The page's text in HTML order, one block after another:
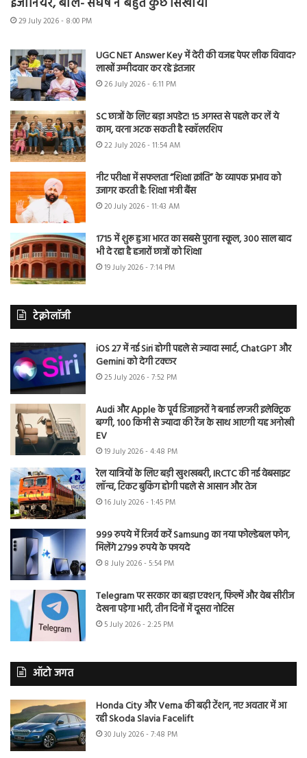
29 July 2026 - 8:00 PM
UGC NET Answer Key में देरी की वजह पेपर लीक विवाद?
लाखों उम्मीदवार कर रहे इंतजार
26 July 2026 - 6:11 PM
SC छात्रों के लिए बड़ा अपडेट! 15 अगस्त से पहले कर लें ये
काम, वरना अटक सकती है स्कॉलरशिप
22 July 2026 - 11:54 AM
नीट परीक्षा में सफलता “शिक्षा क्रांति” के व्यापक प्रभाव को
उजागर करती है: शिक्षा मंत्री बैंस
20 July 2026 - 11:43 AM
1715 में शुरू हुआ भारत का सबसे पुराना स्कूल, 300 साल बाद
भी दे रहा है हजारों छात्रों को शिक्षा
19 July 2026 - 7:14 PM
टेक्नोलॉजी
iOS 27 में नई Siri होगी पहले से ज्यादा स्मार्ट, ChatGPT और
Gemini को देगी टक्कर
25 July 2026 - 7:52 PM
Audi और Apple के पूर्व डिजाइनरों ने बनाई लग्जरी इलेक्ट्रिक
बग्गी, 100 किमी से ज्यादा की रेंज के साथ आएगी यह अनोखी
EV
19 July 2026 - 4:48 PM
रेल यात्रियों के लिए बड़ी खुशखबरी, IRCTC की नई वेबसाइट
लॉन्च, टिकट बुकिंग होगी पहले से आसान और तेज
16 July 2026 - 1:45 PM
999 रुपये में रिजर्व करें Samsung का नया फोल्डेबल फोन,
मिलेंगे 2799 रुपये के फायदे
8 July 2026 - 5:54 PM
Telegram पर सरकार का बड़ा एक्शन, फिल्में और वेब सीरीज
देखना पड़ेगा भारी, तीन दिनों में दूसरा नोटिस
5 July 2026 - 2:25 PM
ऑटो जगत
Honda City और Verna की बढ़ी टेंशन, नए अवतार में आ
रही Skoda Slavia Facelift
30 July 2026 - 7:48 PM